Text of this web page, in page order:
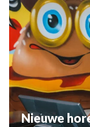
Nieuwe